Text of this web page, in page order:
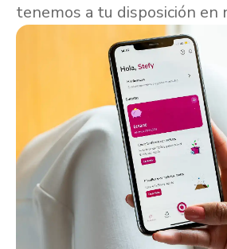
tenemos a tu disposición en